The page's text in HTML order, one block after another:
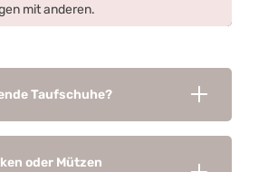
mit anderen.
Taufschuhe?
oder Mützen